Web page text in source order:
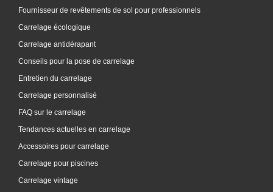
Fournisseur de revêtements de sol pour professionnels
Carrelage écologique
Carrelage antidérapant
Conseils pour la pose de carrelage
Entretien du carrelage
Carrelage personnalisé
FAQ sur le carrelage
Tendances actuelles en carrelage
Accessoires pour carrelage
Carrelage pour piscines
Carrelage vintage